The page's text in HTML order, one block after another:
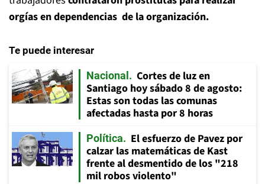
orgías en dependencias de la organización.
Te puede interesar
Nacional
Cortes de luz en
Santiago hoy sábado 8 de agosto:
Estas son todas las comunas
afectadas hasta por 8 horas
Política
El esfuerzo de Pavez por
calzar las matemáticas de Kast
frente al desmentido de los "218
mil robos violento"